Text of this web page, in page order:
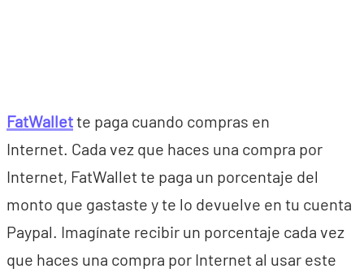
FatWallette paga cuando compras en
Internet. Cada vez que haces una compra por
Internet, FatWallet te paga un porcentaje del
monto que gastaste y te lo devuelve en tu cuenta
Paypal. Imagínate recibir un porcentaje cada vez
que haces una compra por Internet al usar este